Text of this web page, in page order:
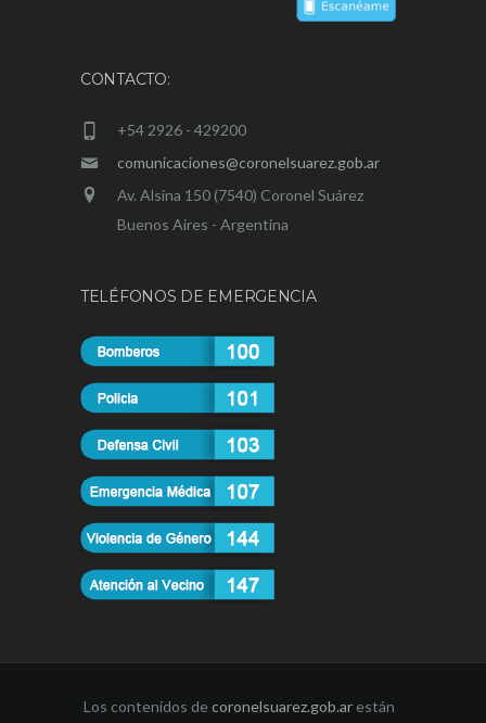
CONTACTO:
+54 2926 - 429200
comunicaciones@coronelsuarez.gob.ar
Av. Alsina 150 (7540) Coronel Suárez
Buenos Aires - Argentina
TELÉFONOS DE EMERGENCIA
Los contenidos decoronelsuarez.gob.ar están